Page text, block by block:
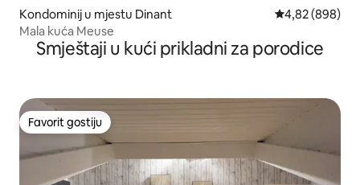
Kondominij u mjestu Dinant Prosječna
4,82 (898)
Mala kuća Meuse
Smještaji u kući prikladni za porodice
Favorit gostiju
Favorit gostiju